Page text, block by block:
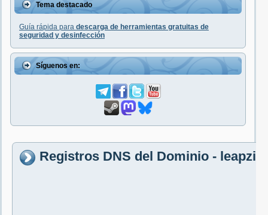
Tema destacado
Guía rápida para descarga de herramientas gratuitas de
seguridad y desinfección
Síguenos en:
Registros DNS del Dominio -